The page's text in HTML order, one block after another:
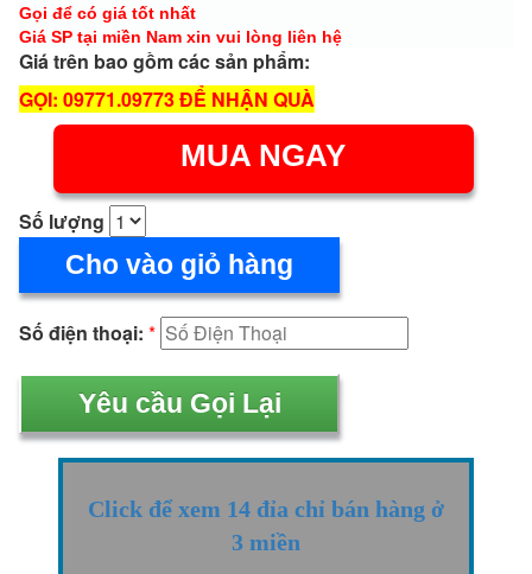
Gọi để có giá tốt nhất
Giá SP tại miền Nam xin vui lòng liên hệ
Giá trên bao gồm các sản phẩm:
GỌI: 09771.09773 ĐỂ NHẬN QUÀ
MUA NGAY
Số lượng
Cho vào giỏ hàng
Số điện thoại: *
Click để xem 14 đỉa chỉ bán hàng ở
3 miền